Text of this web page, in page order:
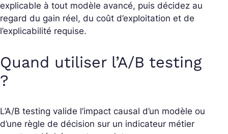
explicable à tout modèle avancé, puis décidez au
regard du gain réel, du coût d’exploitation et de
l’explicabilité requise.
Quand utiliser l’A/B testing
?
L’A/B testing valide l’impact causal d’un modèle ou
d’une règle de décision sur un indicateur métier